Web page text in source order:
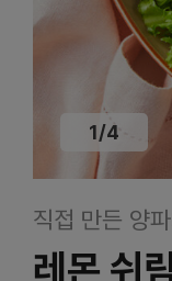
1/4
직접 만든 양
레몬 쉬